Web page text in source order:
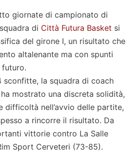
giornate di campionato di
di Città Futura Basket si
del girone I, un risultato che
altalenante ma con spunti
futuro.
sconfitte, la squadra di coach
ha mostrato una discreta solidità,
difficoltà nell’avvio delle partite,
a rincorre il risultato. Da
vittorie contro La Salle
Sport Cerveteri (73-85).